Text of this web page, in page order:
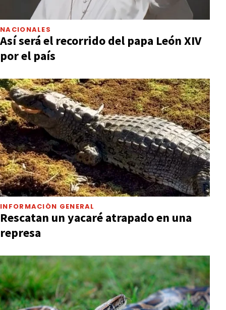
NACIONALES
Así será el recorrido del papa León XIV
por el país
INFORMACIÓN GENERAL
Rescatan un yacaré atrapado en una
represa